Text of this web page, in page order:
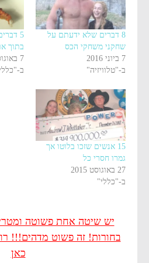
8 דברים שלא ידעתם על
שחקני משחקי הכס
7 ביוני 2016
ב-"טלוויזיה"
5
בתוך
7 באוגוסט 2015
ב-
15 אנשים שזכו בלוטו אך
גמרו חסרי כל
27 באוגוסט 2015
ב-"כללי"
יש שיטה אחת פשוטה
בחורות! זה פשוט מדהים!!!
כאן